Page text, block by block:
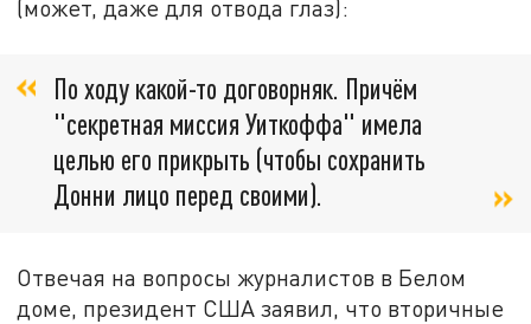
(может, даже для отвода глаз):
По ходу какой-то договорняк. Причём
"секретная миссия Уиткоффа" имела
целью его прикрыть (чтобы сохранить
Донни лицо перед своими).
Отвечая на вопросы журналистов в Белом
доме, президент США заявил, что вторичные